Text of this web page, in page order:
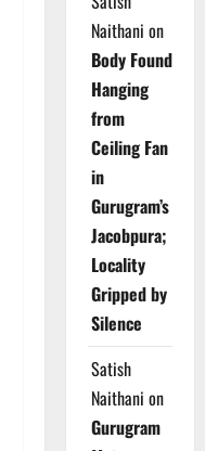
Naithani on
Body Found
Hanging
from
Ceiling Fan
in
Gurugram’s
Jacobpura;
Locality
Gripped by
Silence
Satish
Naithani on
Gurugram